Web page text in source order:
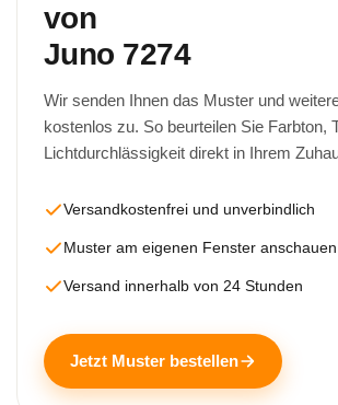
von
Juno 7274
Wir senden Ihnen das Muster und
kostenlos zu. So beurteilen Sie Farbton,
Lichtdurchlässigkeit direkt in Ihrem
Versandkostenfrei und unverbindlich
Muster am eigenen Fenster anschauen
Versand innerhalb von 24 Stunden
Jetzt Muster bestellen